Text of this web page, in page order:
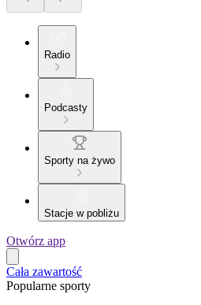
Radio
Podcasty
Sporty na żywo
Stacje w pobliżu
Otwórz app
Cała zawartość
Popularne sporty